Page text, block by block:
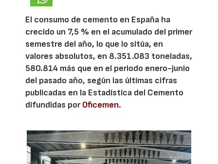
El consumo de cemento en España ha
crecido un 7,5 % en el acumulado del primer
semestre del año, lo que lo sitúa, en
valores absolutos, en 8.351.083 toneladas,
580.814 más que en el periodo enero-junio
del pasado año, según las últimas cifras
publicadas en la Estadística del Cemento
difundidas porOficemen.